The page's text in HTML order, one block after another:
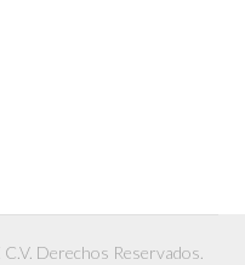
Derechos Reservados.